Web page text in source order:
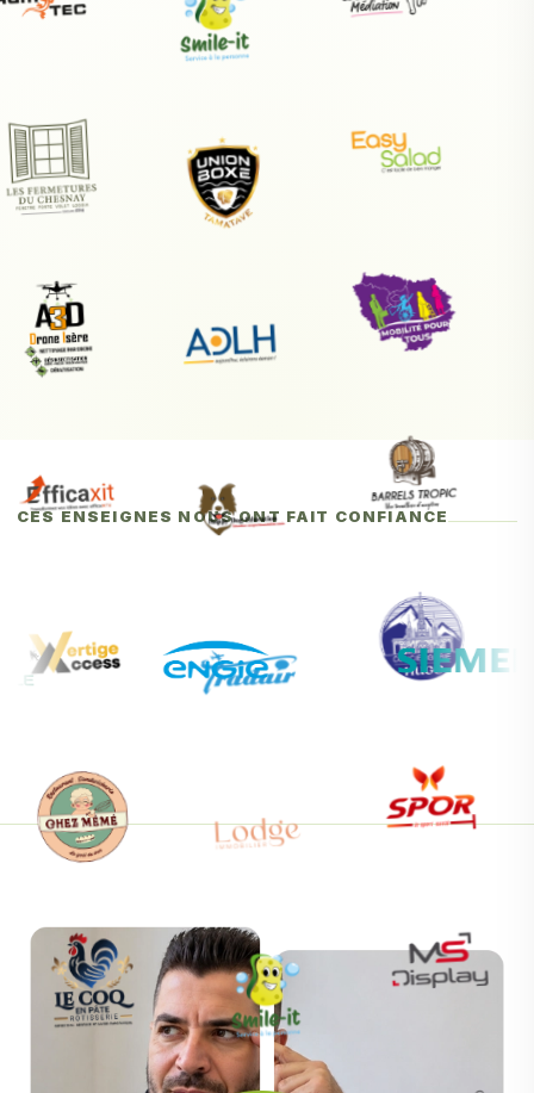
CES ENSEIGNES NOUS ONT FAIT CONFIANCE